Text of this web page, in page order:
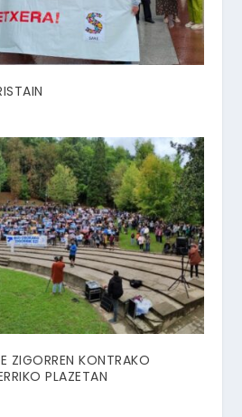
ZIGORREN KONTRAKO
PLAZETAN